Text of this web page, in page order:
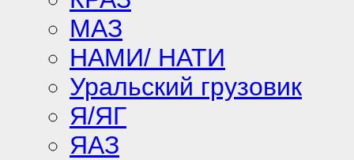
МАЗ
НАМИ/ НАТИ
Уральский грузовик
Я/ЯГ
ЯАЗ